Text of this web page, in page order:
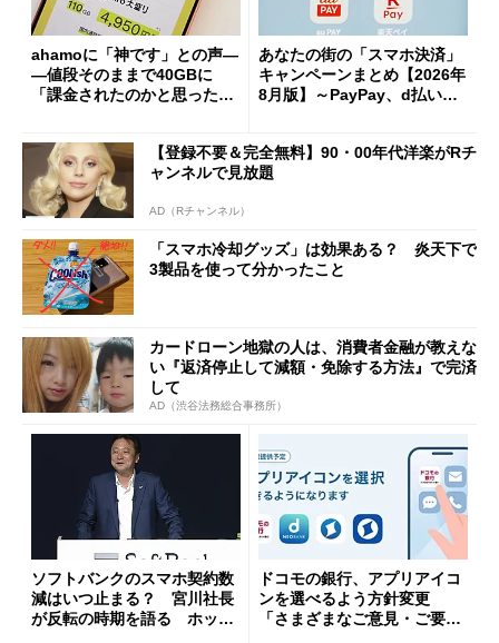
ahamoに「神です」との声―
―値段そのままで40GBに
「課金されたのかと思った」
あなたの街の「スマホ決済」
キャンペーンまとめ【2026年
8月版】～PayPay、d払い、a
【登録不要＆完全無料】90・00年代洋楽がRチ
ャンネルで見放題
AD（Rチャンネル）
「スマホ冷却グッズ」は効果ある？ 炎天下で
3製品を使って分かったこと
カードローン地獄の人は、消費者金融が教えな
い『返済停止して減額・免除する方法』で完済
して
AD（渋谷法務総合事務所）
ソフトバンクのスマホ契約数
減はいつ止まる？ 宮川社長
が反転の時期を語る ホッピ
ドコモの銀行、アプリアイコ
ンを選べるよう方針変更
「さまざまなご意見・ご要望